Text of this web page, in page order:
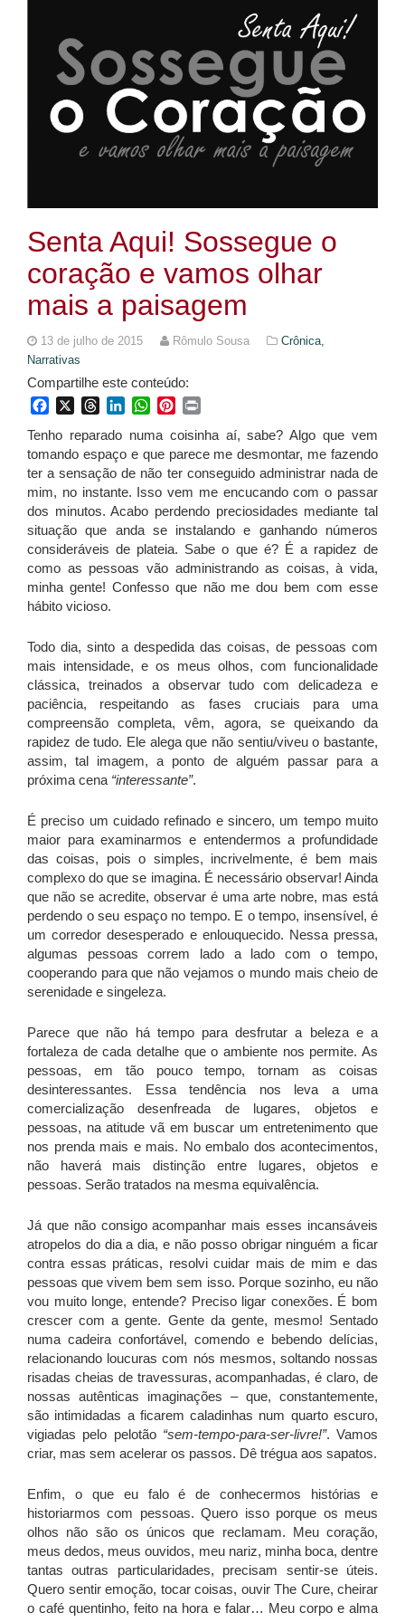
Senta Aqui! Sossegue o
coração e vamos olhar
mais a paisagem
13 de julho de 2015 Rômulo Sousa
Crônica,
Narrativas
Compartilhe este conteúdo:
FacebookThreadsLinkedInWhatsApp
Pinterest
Tenho reparado numa coisinha aí, sabe? Algo que vem
tomando espaço e que parece me desmontar, me fazendo
ter a sensação de não ter conseguido administrar nada de
mim, no instante. Isso vem me encucando com o passar
dos minutos. Acabo perdendo preciosidades mediante tal
situação que anda se instalando e ganhando números
consideráveis de plateia. Sabe o que é? É a rapidez de
como as pessoas vão administrando as coisas, à vida,
minha gente! Confesso que não me dou bem com esse
hábito vicioso.
Todo dia, sinto a despedida das coisas, de pessoas com
mais intensidade, e os meus olhos, com funcionalidade
clássica, treinados a observar tudo com delicadeza e
paciência, respeitando as fases cruciais para uma
compreensão completa, vêm, agora, se queixando da
rapidez de tudo. Ele alega que não sentiu/viveu o bastante,
assim, tal imagem, a ponto de alguém passar para a
próxima cena “interessante”.
É preciso um cuidado refinado e sincero, um tempo muito
maior para examinarmos e entendermos a profundidade
das coisas, pois o simples, incrivelmente, é bem mais
complexo do que se imagina. É necessário observar! Ainda
que não se acredite, observar é uma arte nobre, mas está
perdendo o seu espaço no tempo. E o tempo, insensível, é
um corredor desesperado e enlouquecido. Nessa pressa,
algumas pessoas correm lado a lado com o tempo,
cooperando para que não vejamos o mundo mais cheio de
serenidade e singeleza.
Parece que não há tempo para desfrutar a beleza e a
fortaleza de cada detalhe que o ambiente nos permite. As
pessoas, em tão pouco tempo, tornam as coisas
desinteressantes. Essa tendência nos leva a uma
comercialização desenfreada de lugares, objetos e
pessoas, na atitude vã em buscar um entretenimento que
nos prenda mais e mais. No embalo dos acontecimentos,
não haverá mais distinção entre lugares, objetos e
pessoas. Serão tratados na mesma equivalência.
Já que não consigo acompanhar mais esses incansáveis
atropelos do dia a dia, e não posso obrigar ninguém a ficar
contra essas práticas, resolvi cuidar mais de mim e das
pessoas que vivem bem sem isso. Porque sozinho, eu não
vou muito longe, entende? Preciso ligar conexões. É bom
crescer com a gente. Gente da gente, mesmo! Sentado
numa cadeira confortável, comendo e bebendo delícias,
relacionando loucuras com nós mesmos, soltando nossas
risadas cheias de travessuras, acompanhadas, é claro, de
nossas autênticas imaginações – que, constantemente,
são intimidadas a ficarem caladinhas num quarto escuro,
vigiadas pelo pelotão “sem-tempo-para-ser-livre!”. Vamos
criar, mas sem acelerar os passos. Dê trégua aos sapatos.
Enfim, o que eu falo é de conhecermos histórias e
historiarmos com pessoas. Quero isso porque os meus
olhos não são os únicos que reclamam. Meu coração,
meus dedos, meus ouvidos, meu nariz, minha boca, dentre
tantas outras particularidades, precisam sentir-se úteis.
Quero sentir emoção, tocar coisas, ouvir The Cure, cheirar
o café quentinho, feito na hora e falar… Meu corpo e alma